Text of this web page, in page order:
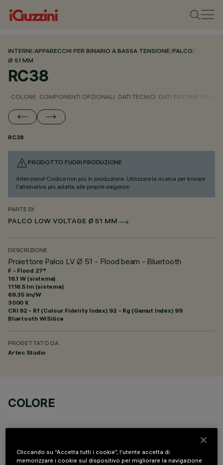
INTERNI/APPARECCHI PER BINARIO A BASSA TENSIONE/PALCO/
Ø 51 MM
RC38
COLORE COMPONENTI OPZIONALI DATI TECNICI DATI FOTOMETRICI
RC38
PRODOTTO FUORI PRODUZIONE
Attenzione! Codice non più in produzione. Utilizzare la ricerca per trovare
l'alternativa più adatta alle proprie esigenze.
PARTE DI
PALCO LOW VOLTAGE Ø 51 MM
DESCRIZIONE
Proiettore Palco LV Ø 51 - Flood beam - Bluetooth
F - Flood 27°
16.1 W (sistema)
1116.5 lm (sistema)
69.35 lm/W
3000 K
CRI 92 - Rf (Colour Fidelity Index) 92 - Rg (Gamut Index) 99
Bluetooth WiSilica
PROGETTATO DA
Artec Studio
COLORE
Cliccando su “Accetta tutti i cookie”, l'utente accetta di
memorizzare i cookie sul dispositivo per migliorare la navigazione